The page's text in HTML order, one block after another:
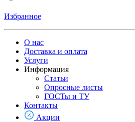
Избранное
О нас
Доставка и оплата
Услуги
Информация
Статьи
Опросные листы
ГОСТы и ТУ
Контакты
Акции